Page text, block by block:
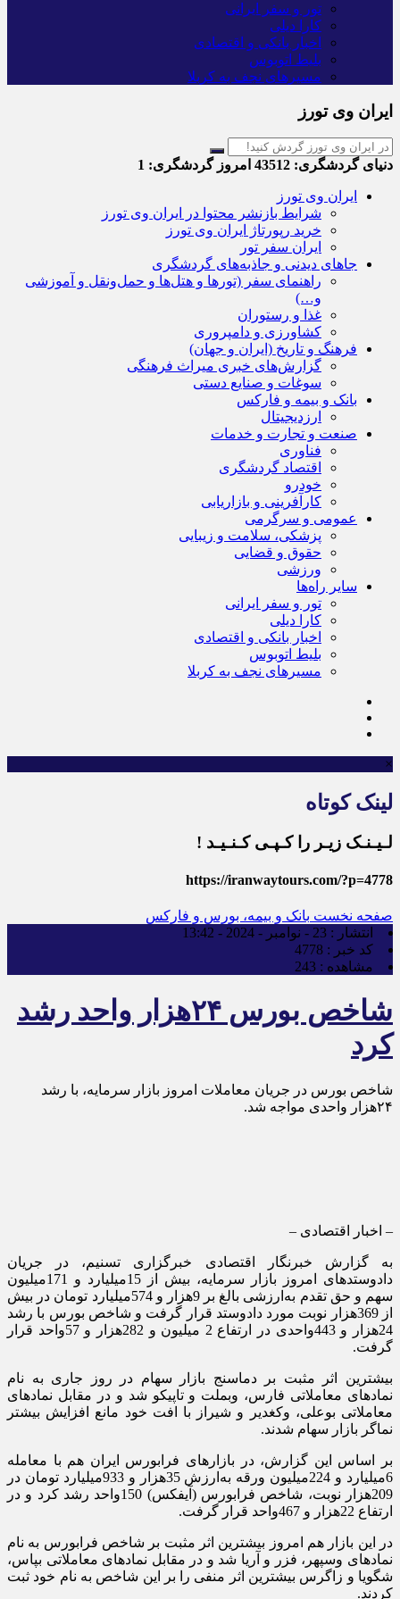
تور و سفر ایرانی
کارا دیلی
اخبار بانکی و اقتصادی
بلیط اتوبوس
مسیرهای نجف به کربلا
ایران وی تورز
دنیای گردشگری: امروز گردشگری:
ایران وی تورز
شرایط بازنشر محتوا در ایران وی تورز
خرید رپورتاژ ایران وی تورز
ایران سفر تور
جاهای دیدنی و جاذبه‌های گردشگری
راهنمای سفر (تورها و هتل‌ها و حمل‌و‌نقل و آموزشی
و…)
غذا و رستوران
کشاورزی و دامپروری
فرهنگ و تاریخ (ایران و جهان)
گزارش‌های خبری میراث فرهنگی
سوغات و صنایع دستی
بانک و بیمه و فارکس
ارزدیجیتال
صنعت و تجارت و خدمات
فناوری
اقتصاد گردشگری
خودرو
کارآفرینی و بازاریابی
عمومی و سرگرمی
پزشکی، سلامت و زیبایی
حقوق و قضایی
ورزشی
سایر راه‌ها
تور و سفر ایرانی
کارا دیلی
اخبار بانکی و اقتصادی
بلیط اتوبوس
مسیرهای نجف به کربلا
×
لینک کوتاه
لـیـنـک زیـر را کـپـی کـنـیـد !
https://iranwaytours.com/?p=4778
صفحه نخست بانک و بیمه، بورس و فارکس
انتشار : 23 - نوامبر - 2024 - 13:42
کد خبر : 4778
مشاهده : 243
شاخص بورس ۲۴هزار واحد رشد
کرد
شاخص بورس در جریان معاملات امروز بازار سرمایه، با رشد
۲۴هزار واحدی مواجه شد.
– اخبار اقتصادی –
به گزارش خبرنگار اقتصادی خبرگزاری تسنیم، در جریان
دادوستدهای امروز بازار سرمایه، بیش از 15میلیارد و 171میلیون
سهم و حق تقدم به‌ارزشی بالغ بر 9هزار و 574میلیارد تومان در بیش
از 369هزار نوبت مورد دادوستد قرار گرفت و شاخص بورس با رشد
24هزار و 443واحدی در ارتفاع 2 میلیون و 282هزار و 57واحد قرار
گرفت.
بیشترین اثر مثبت بر دماسنج بازار سهام در روز جاری به نام
نمادهای معاملاتی فارس، وبملت و تاپیکو شد و در مقابل نمادهای
معاملاتی بوعلی، وکغدیر و شیراز با افت خود مانع افزایش بیشتر
نماگر بازار سهام شدند.
بر اساس این گزارش، در بازارهای فرابورس ایران هم با معامله
6میلیارد و 224میلیون ورقه به‌ارزش 35هزار و 933میلیارد تومان در
209هزار نوبت، شاخص فرابورس (آیفکس) 150واحد رشد کرد و در
ارتفاع 22هزار و 467واحد قرار گرفت.
در این بازار هم امروز بیشترین اثر مثبت بر شاخص فرابورس به نام
نمادهای وسپهر، فزر و آریا شد و در مقابل نمادهای معاملاتی بپاس،
شگویا و زاگرس بیشترین اثر منفی را بر این شاخص به نام خود ثبت
کردند.